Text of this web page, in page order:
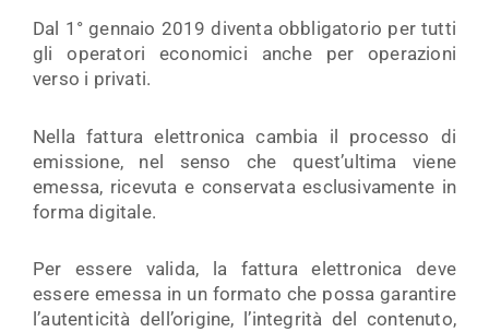
Dal 1° gennaio 2019 diventa obbligatorio per tutti
gli operatori economici anche per operazioni
verso i privati.
Nella fattura elettronica cambia il processo di
emissione, nel senso che quest’ultima viene
emessa, ricevuta e conservata esclusivamente in
forma digitale.
Per essere valida, la fattura elettronica deve
essere emessa in un formato che possa garantire
l’autenticità dell’origine, l’integrità del contenuto,